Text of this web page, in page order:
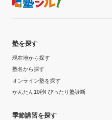
塾を探す
現在地から探す
塾名から探す
オンライン塾を探す
かんたん10秒! ぴったり塾診断
季節講習を探す